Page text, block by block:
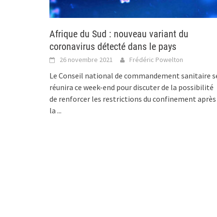
Afrique du Sud : nouveau variant du
coronavirus détecté dans le pays
26 novembre 2021 Frédéric Powelton
Le Conseil national de commandement sanitaire
réunira ce week-end pour discuter de la possibilité
de renforcer les restrictions du confinement après
la ...